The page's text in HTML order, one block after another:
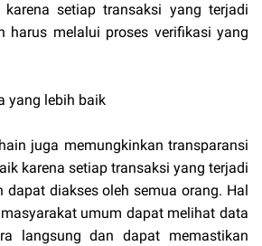
karena setiap transaksi yang terjadi
harus melalui proses verifikasi yang
yang lebih baik
juga memungkinkan transparansi
karena setiap transaksi yang terjadi
dapat diakses oleh semua orang. Hal
umum dapat melihat data
langsung dan dapat memastikan